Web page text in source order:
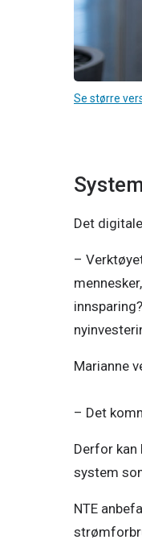
Se større
Det
–
Marianne
– Det
Derfor
system
NTE